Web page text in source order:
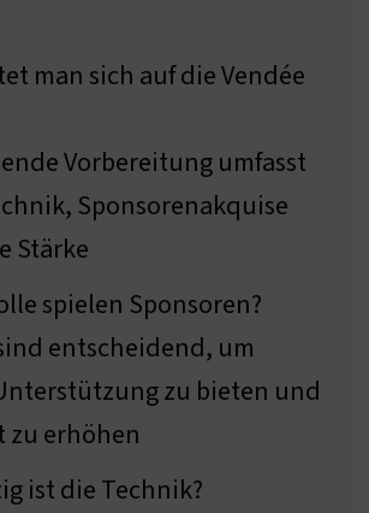
man sich auf die Vendée
Vorbereitung umfasst
Sponsorenakquise
Stärke
spielen Sponsoren?
entscheidend, um
zu bieten und
erhöhen
ist die Technik?